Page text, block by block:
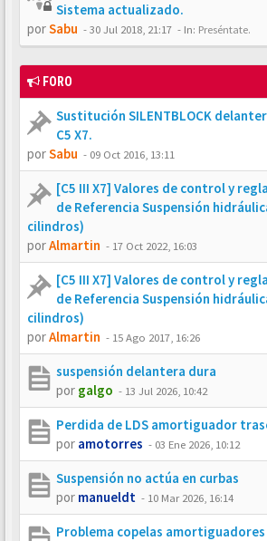
Sistema actualizado.
porSabu -30 Jul 2018, 21:17 - In: Preséntate.
FORO
Sustitución SILENTBLOCK
C5 X7.
porSabu - 09 Oct 2016, 13:11
[C5 III X7] Valores de control y
de Referencia Suspensión
cilindros)
porAlmartin - 17 Oct 2022, 16:03
[C5 III X7] Valores de control y
de Referencia Suspensión
cilindros)
porAlmartin - 15 Ago 2017, 16:26
suspensión delantera dura
por galgo - 13 Jul 2026, 10:42
Perdida de LDS amortiguador
por amotorres - 03 Ene 2026, 10:12
Suspensión no actúa en curbas
por manueldt - 10 Mar 2026, 16:14
Problema copelas